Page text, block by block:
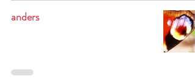
anders